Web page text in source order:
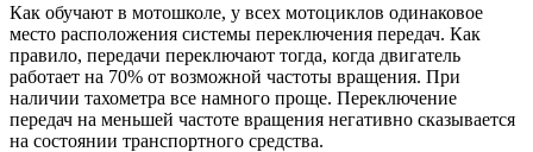
Как обучают в мотошколе, у всех мотоциклов одинаковое
место расположения системы переключения передач. Как
правило, передачи переключают тогда, когда двигатель
работает на 70% от возможной частоты вращения. При
наличии тахометра все намного проще. Переключение
передач на меньшей частоте вращения негативно сказывается
на состоянии транспортного средства.